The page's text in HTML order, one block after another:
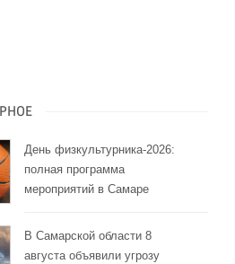
День физкультурника-2026:
полная программа
мероприятий в Самаре
В Самарской области 8
августа объявили угрозу